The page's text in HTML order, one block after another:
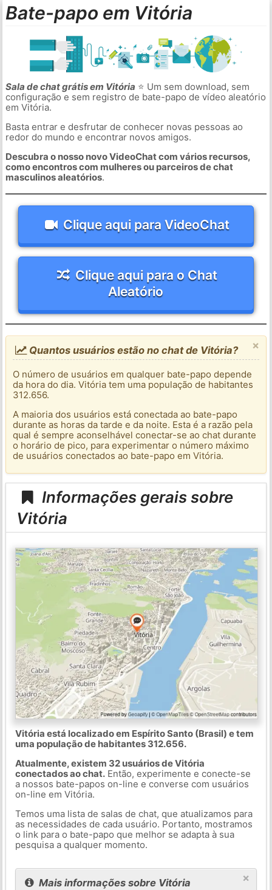
Bate-papo em Vitória
Sala de chat grátis em Vitória ⭐ Um sem download, sem
configuração e sem registro de bate-papo de vídeo aleatório
em Vitória.
Basta entrar e desfrutar de conhecer novas pessoas ao
redor do mundo e encontrar novos amigos.
Descubra o nosso novo VideoChat com vários recursos,
como encontros com mulheres ou parceiros de chat
masculinos aleatórios.
Clique aqui para VideoChat
Clique aqui para o Chat
Aleatório
×
Quantos usuários estão no chat de Vitória?
O número de usuários em qualquer bate-papo depende
da hora do dia. Vitória tem uma população de habitantes
312.656.
A maioria dos usuários está conectada ao bate-papo
durante as horas da tarde e da noite. Esta é a razão pela
qual é sempre aconselhável conectar-se ao chat durante
o horário de pico, para experimentar o número máximo
de usuários conectados ao bate-papo em Vitória.
Informações gerais sobre
Vitória
Vitória está localizado em Espírito Santo (Brasil) e tem
uma população de habitantes 312.656.
Atualmente, existem 32 usuários de Vitória
conectados ao chat.Então, experimente e conecte-se
a nossos bate-papos on-line e converse com usuários
on-line em Vitória.
Temos uma lista de salas de chat, que atualizamos para
as necessidades de cada usuário. Portanto, mostramos
o link para o bate-papo que melhor se adapta à sua
pesquisa a qualquer momento.
×
Mais informações sobre Vitória